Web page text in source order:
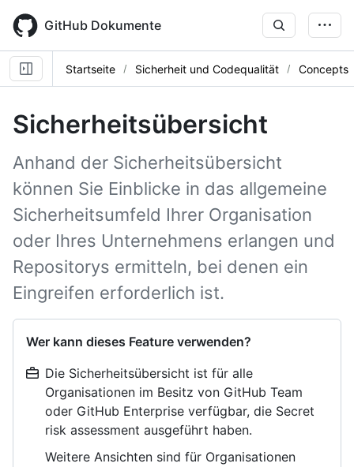
main
content
GitHub Dokumente
Startseite Sicherheit und Codequalität Concepts
Sicherheitsübersicht
Anhand der Sicherheitsübersicht
können Sie Einblicke in das allgemeine
Sicherheitsumfeld Ihrer Organisation
oder Ihres Unternehmens erlangen und
Repositorys ermitteln, bei denen ein
Eingreifen erforderlich ist.
Wer kann dieses Feature verwenden?
Die Sicherheitsübersicht ist für alle
Organisationen im Besitz von GitHub Team
oder GitHub Enterprise verfügbar, die Secret
risk assessment ausgeführt haben.
Weitere Ansichten sind für Organisationen